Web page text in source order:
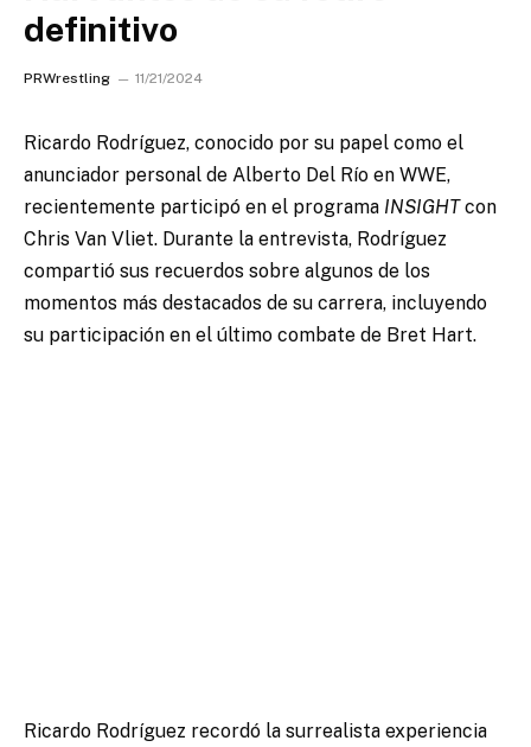
definitivo
PRWrestling 11/21/2024
Ricardo Rodríguez, conocido por su papel como el
anunciador personal de Alberto Del Río en WWE,
recientemente participó en el programa INSIGHTcon
Chris Van Vliet. Durante la entrevista, Rodríguez
compartió sus recuerdos sobre algunos de los
momentos más destacados de su carrera, incluyendo
su participación en el último combate de Bret Hart.
Ricardo Rodríguez recordó la surrealista experiencia